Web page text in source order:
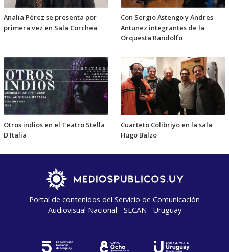
Analia Pérez se presenta por
primera vez en Sala Corchea
Con Sergio Astengo y Andres
Antunez integrantes de la
Orquesta Randolfo
Otros indios en el Teatro Stella
D'Italia
Cuarteto Colibriyo en la sala
Hugo Balzo
Portal de contenidos del Servicio de Comunicación
Audiovisual Nacional - SECAN - Uruguay